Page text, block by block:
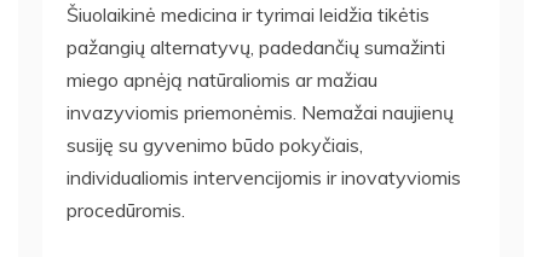
Šiuolaikinė medicina ir tyrimai leidžia tikėtis
pažangių alternatyvų, padedančių sumažinti
miego apnėją natūraliomis ar mažiau
invazyviomis priemonėmis. Nemažai naujienų
susiję su gyvenimo būdo pokyčiais,
individualiomis intervencijomis ir inovatyviomis
procedūromis.